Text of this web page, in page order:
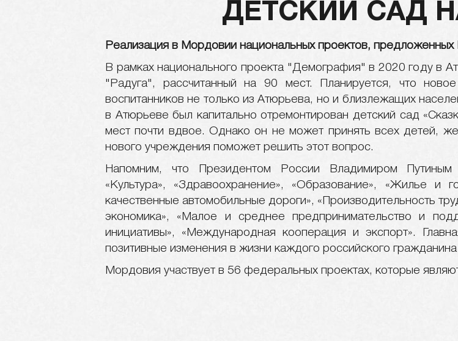
ДЕТСКИЙ САД
Реализация в Мордовии национальных проектов,
В рамках национального проекта "Демография" в 2020 году в
"Радуга", рассчитанный на 90 мест. Планируется, что
воспитанников не только из Атюрьева, но и близлежащих
в Атюрьеве был капитально отремонтирован детский сад
мест почти вдвое. Однако он не может принять всех детей,
нового учреждения поможет решить этот вопрос.
Напомним, что Президентом России Владимиром
«Культура», «Здравоохранение», «Образование», «Жилье и
качественные автомобильные дороги», «Производительность
экономика», «Малое и среднее предпринимательство и
инициативы», «Международная кооперация и экспорт».
позитивные изменения в жизни каждого российского
Мордовия участвует в 56 федеральных проектах, которые